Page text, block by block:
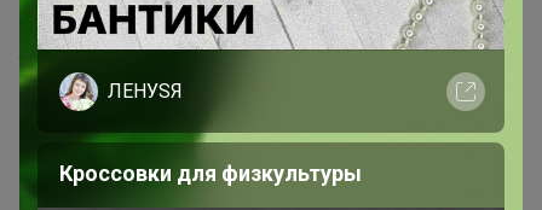
solf
Доска хорошая), только маленькая)), я размеры не
посмотрела, когда заказывала. Поверхность
пупурышками какими-то! Не гладкая! Наверно чтобы
нож между ними опускался ниже продукта, и продукт
ЛЕНУSЯ
Кроссовки для физкультуры